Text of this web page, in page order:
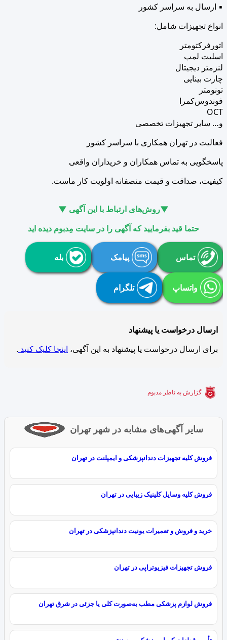
▪ ارسال به سراسر کشور
انواع تجهیزات شامل:
اتورفرکتومتر
اسلیت لمپ
لنزمتر دیجیتال
چارت بینایی
تونومتر
فوندوس‌کمرا
OCT
و… سایر تجهیزات تخصصی
فعالیت در تهران همکاری با سراسر کشور
پاسخگویی به تماس همکاران و خریداران واقعی
کیفیت، صداقت و قیمت منصفانه اولویت کار ماست.
▼روش‌های ارتباط با این آگهی ▼
حتما قید بفرمایید که آگهی را در سایت مِدبوم دیده اید
تماس پیامک بله
واتساپ تلگرام
ارسال درخواست یا پیشنهاد
برای ارسال درخواست یا پیشنهاد به این آگهی، اینجا کلیک کنید .
گزارش به ناظر مدبوم
سایر آگهی‌های مشابه در شهر تهران
فروش کلیه تجهیزات دندانپزشکی و ایمپلنت در تهران
فروش کلیه وسایل کلینیک زیبایی در تهران
خرید و فروش و تعمیرات یونیت دندانپزشکی در تهران
فروش تجهیزات فیزیوتراپی در تهران
فروش لوازم پزشکی مطب به‌صورت کلی یا جزئی در شرق تهران